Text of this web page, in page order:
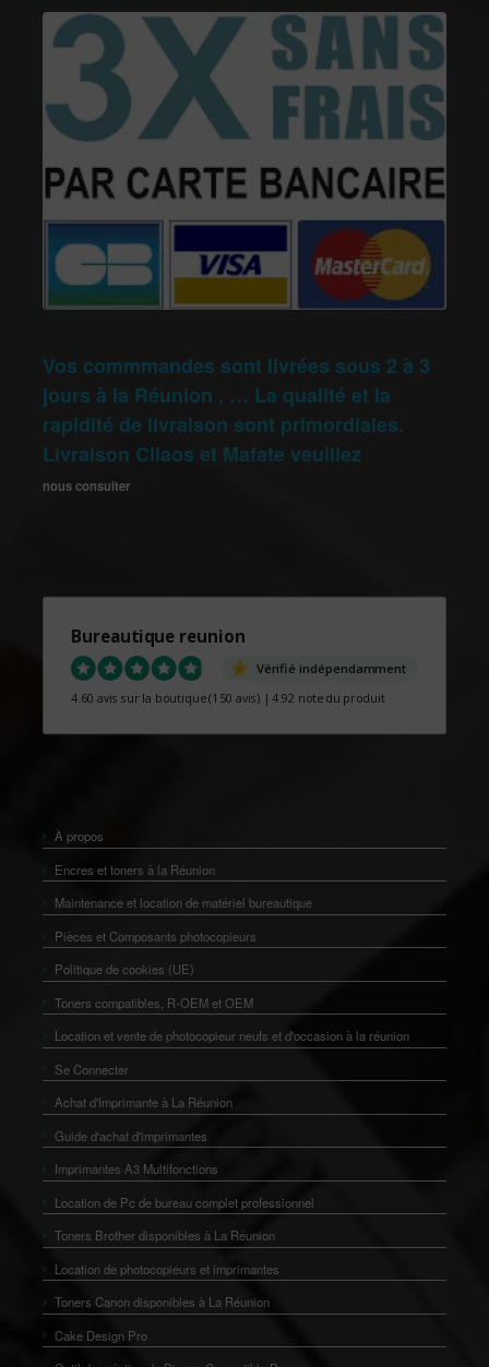
Vos commmandes sont livrées sous 2 à 3
jours à la Réunion . … La qualité et la
rapidité de livraison sont primordiales.
Livraison Cilaos et Mafate veuillez
nous consulter
Bureautique reunion
Vérifié indépendamment
4.60 avis sur la boutique(150 avis) |4.92 note du produit
À propos
Encres et toners à la Réunion
Maintenance et location de matériel bureautique
Pièces et Composants photocopieurs
Politique de cookies (UE)
Toners compatibles, R-OEM et OEM
Location et vente de photocopieur neufs et d'occasion à la réunion
Se Connecter
Achat d'Imprimante à La Réunion
Guide d'achat d'imprimantes
Imprimantes A3 Multifonctions
Location de Pc de bureau complet professionnel
Toners Brother disponibles à La Réunion
Location de photocopieurs et imprimantes
Toners Canon disponibles à La Réunion
Cake Design Pro